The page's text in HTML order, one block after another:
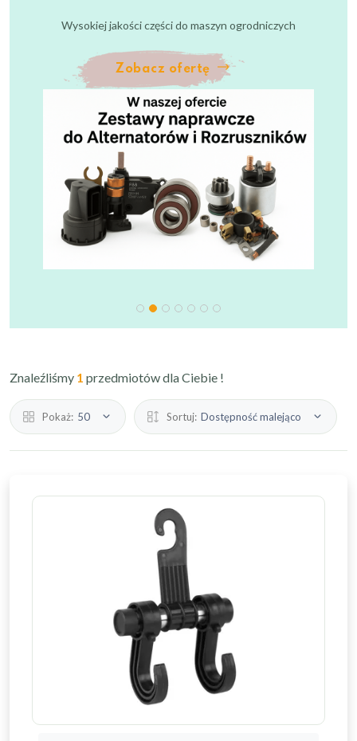
Dobierz część w 30
sekund
Wysokiej jakości części do maszyn ogrodniczych
Zobacz ofertę
Znaleźliśmy 1 przedmiotów dla Ciebie !
Pokaż: 50 Sortuj: Dostępność malejąco